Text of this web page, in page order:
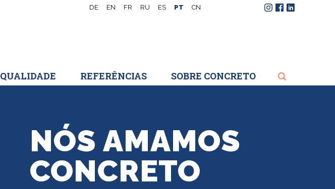
DE EN FR RU ES PT CN
QUALIDADE REFERÊNCIAS SOBRE CONCRETO
NÓS AMAMOS
CONCRETO